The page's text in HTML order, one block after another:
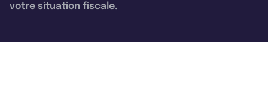
votre situation fiscale.